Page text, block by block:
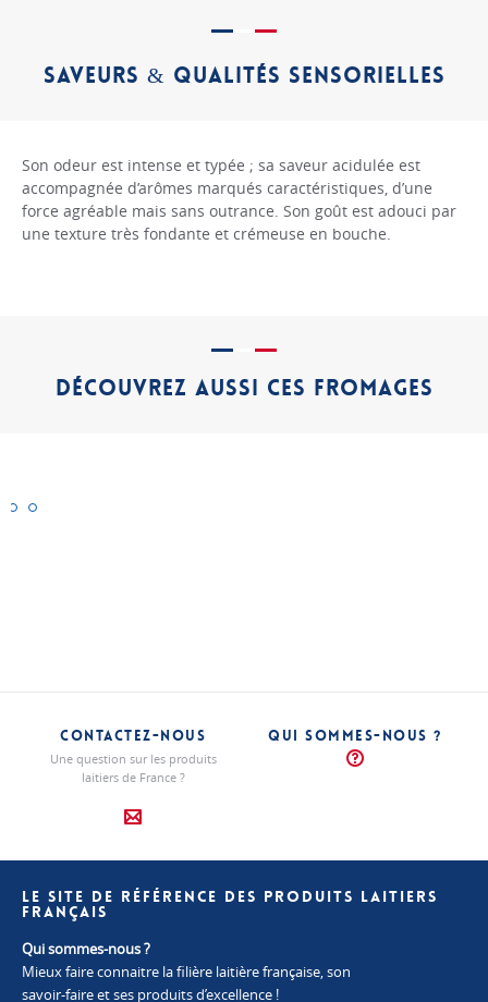
SAVEURS & QUALITÉS SENSORIELLES
Son odeur est intense et typée ; sa saveur acidulée est
accompagnée d’arômes marqués caractéristiques, d’une
force agréable mais sans outrance. Son goût est adouci par
une texture très fondante et crémeuse en bouche.
DÉCOUVREZ AUSSI CES FROMAGES
CONTACTEZ-NOUS
Une question sur les produits
laitiers de France ?
QUI SOMMES-NOUS ?
LE SITE DE RÉFÉRENCE DES PRODUITS LAITIERS
FRANÇAIS
Qui sommes-nous ?
Mieux faire connaitre la filière laitière française, son
savoir-faire et ses produits d’excellence !